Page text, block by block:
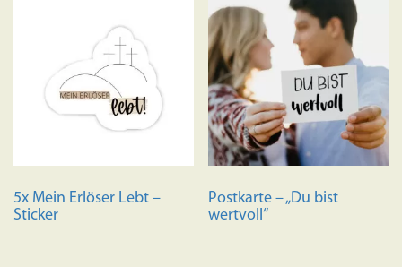
5x Mein Erlöser Lebt –
Sticker
Postkarte – „Du bist
wertvoll“